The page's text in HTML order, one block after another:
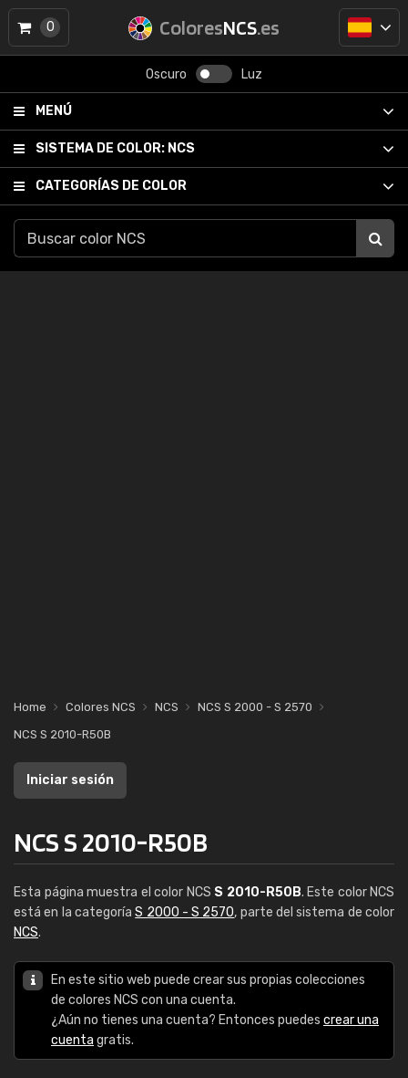
ColoresNCS.es
Oscuro Luz
MENÚ
SISTEMA DE COLOR: NCS
CATEGORÍAS DE COLOR
0
Home Colores NCS NCS
NCS S 2000 - S 2570
NCS S 2010-R50B
Iniciar sesión
NCS S 2010-R50B
Esta página muestra el color NCS S 2010-R50B. Este color NCS
está en la categoríaS 2000 - S 2570, parte del sistema de color
NCS.
En este sitio web puede crear sus propias colecciones
de colores NCS con una cuenta.
¿Aún no tienes una cuenta? Entonces puedes crear una
cuenta gratis.